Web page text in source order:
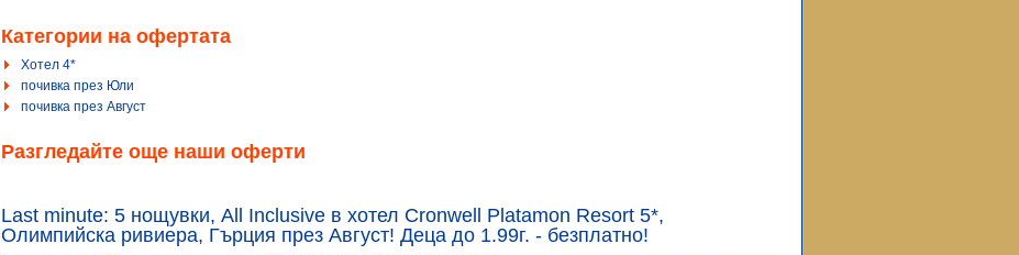
Категории на офертата
Хотел 4*
почивка през Юли
почивка през Август
Разгледайте още наши оферти
Last minute: 5 нощувки, All Inclusive в хотел Cronwell Platamon Resort 5*,
Олимпийска ривиера, Гърция през Август! Деца до 1.99г. - безплатно!